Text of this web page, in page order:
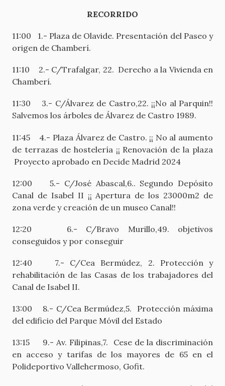
RECORRIDO
11:00 1.- Plaza de Olavide. Presentación del Paseo y
origen de Chamberí.
11:10 2.- C/Trafalgar, 22. Derecho a la Vivienda en
Chamberí.
11:30 3.- C/Álvarez de Castro,22. ¡¡No al Parquin!!
Salvemos los árboles de Álvarez de Castro 1989.
11:45 4.- Plaza Álvarez de Castro. ¡¡ No al aumento
de terrazas de hostelería ¡¡ Renovación de la plaza
Proyecto aprobado en Decide Madrid 2024
12:00 5.- C/José Abascal,6.. Segundo Depósito
Canal de Isabel II ¡¡ Apertura de los 23000m2 de
zona verde y creación de un museo Canal!!
12:20 6.- C/Bravo Murillo,49. objetivos
conseguidos y por conseguir
12:40 7.- C/Cea Bermúdez, 2. Protección y
rehabilitación de las Casas de los trabajadores del
Canal de Isabel II.
13:00 8.- C/Cea Bermúdez,5. Protección máxima
del edificio del Parque Móvil del Estado
13:15 9.- Av. Filipinas,7. Cese de la discriminación
en acceso y tarifas de los mayores de 65 en el
Polideportivo Vallehermoso, Gofit.